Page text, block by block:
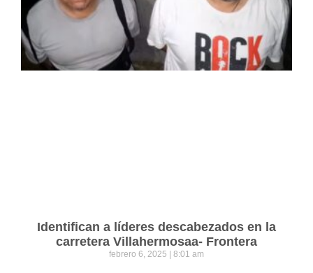
Identifican a líderes descabezados en la
carretera Villahermosaa- Frontera
febrero 6, 2025 8:01 am